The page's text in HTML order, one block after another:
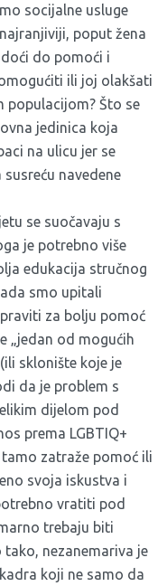
socijalne usluge
poput žena
doći do pomoći i
ili joj olakšati
populacijom? Što se
jedinica koja
na ulicu jer se
navedene
se suočavaju s
je potrebno više
edukacija stručnog
smo upitali
za bolju pomoć
„jedan od mogućih
sklonište koje je
da je problem s
dijelom pod
prema LGBTIQ+
zatraže pomoć ili
svoja iskustva i
vratiti pod
trebaju biti
nezanemariva je
koji ne samo da